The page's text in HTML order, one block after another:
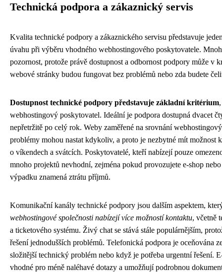
Technická podpora a zákaznický servis
Kvalita technické podpory a zákaznického servisu představuje
úvahu při výběru vhodného webhostingového poskytovatele.
pozornost, protože právě dostupnost a odbornost podpory může v
webové stránky budou fungovat bez problémů nebo zda budete
Dostupnost technické podpory představuje základní kritérium
webhostingový poskytovatel. Ideální je podpora dostupná dvacet
nepřetržitě po celý rok. Weby zaměřené na srovnání
problémy mohou nastat kdykoliv, a proto je nezbytné mít
o víkendech a svátcích. Poskytovatelé, kteří nabízejí pouze
mnoho projektů nevhodní, zejména pokud provozujete e-shop
výpadku znamená ztrátu příjmů.
Komunikační kanály technické podpory jsou dalším aspektem,
webhostingové společnosti nabízejí více možností kontaktu, včetně
a ticketového systému. Živý chat se stává stále populárnějším,
řešení jednodušších problémů. Telefonická podpora je oceňována
složitější technický problém nebo když je potřeba urgentní řešení.
vhodné pro méně naléhavé dotazy a umožňují podrobnou